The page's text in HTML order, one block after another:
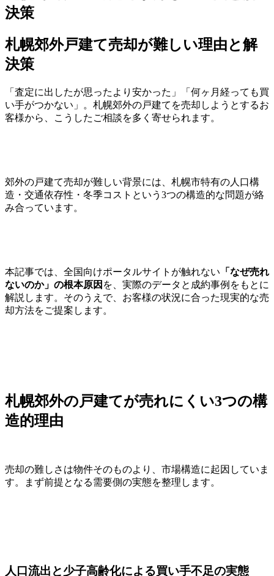
決策
札幌郊外戸建て売却が難しい理由と解
決策
「査定に出したが思ったより安かった」「何ヶ月経っても買
い手がつかない」。札幌郊外の戸建てを売却しようとするお
客様から、こうしたご相談を多く寄せられます。
郊外の戸建て売却が難しい背景には、札幌市特有の人口構
造・交通依存性・冬季コストという3つの構造的な問題が絡
み合っています。
本記事では、全国向けポータルサイトが触れない 「なぜ売れ
ないのか」の根本原因 を、実際のデータと成約事例をもとに
解説します。そのうえで、お客様の状況に合った現実的な売
却方法をご提案します。
札幌郊外の戸建てが売れにくい3つの構
造的理由
売却の難しさは物件そのものより、市場構造に起因していま
す。まず前提となる需要側の実態を整理します。
人口流出と少子高齢化による買い手不足の実態